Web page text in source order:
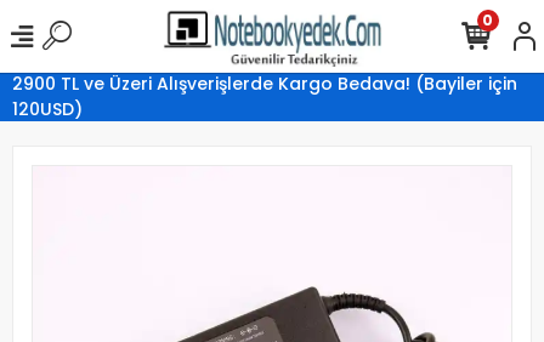
2900 TL ve Üzeri Alışverişlerde Kargo Bedava! (Bayiler için
120USD)
0